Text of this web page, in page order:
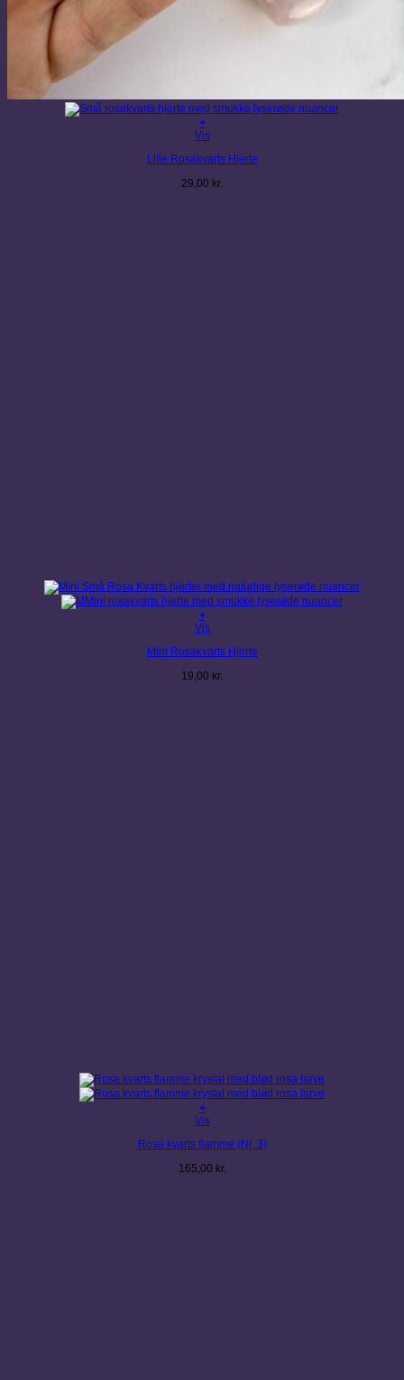
+
Vis
Lille Rosakvarts Hjerte
29,00 kr.
+
Vis
Mini Rosakvarts Hjerte
19,00 kr.
+
Vis
Rosa kvarts flamme (Nr. 3)
165,00 kr.